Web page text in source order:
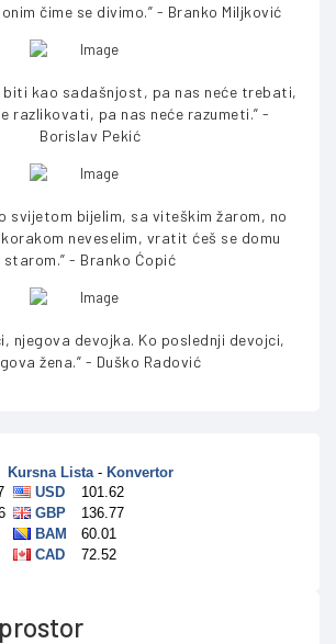
čime se divimo.” - Branko Miljković
biti kao sadašnjost, pa nas neće trebati,
razlikovati, pa nas neće razumeti.” -
Borislav Pekić
svijetom bijelim, sa viteškim žarom, no
neveselim, vratit ćeš se domu
starom.” - Branko Ćopić
njegova devojka. Ko poslednji devojci,
žena.” - Duško Radović